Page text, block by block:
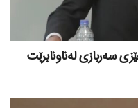
سەربازی لەناونابرێت